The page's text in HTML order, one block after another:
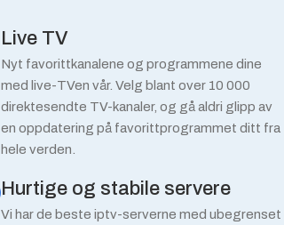
Live TV
Nyt favorittkanalene og programmene dine
med live-TVen vår. Velg blant over 10 000
direktesendte TV-kanaler, og gå aldri glipp av
en oppdatering på favorittprogrammet ditt fra
hele verden.
Hurtige og stabile servere
Vi har de beste iptv-serverne med ubegrenset